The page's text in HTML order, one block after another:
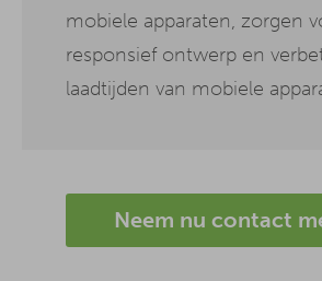
mobiele apparaten, zorgen
responsief ontwerp en
laadtijden van mobiele
Neem nu contact